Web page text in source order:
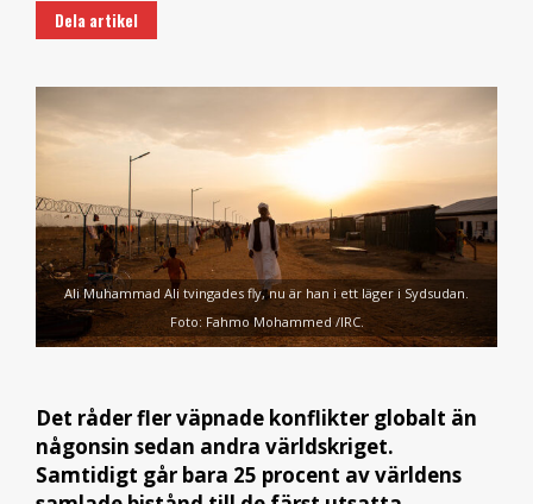
Dela artikel
Ali Muhammad Ali tvingades fly, nu är han i ett läger i Sydsudan.
Foto: Fahmo Mohammed /IRC.
Det råder fler väpnade konflikter globalt än
någonsin sedan andra världskriget.
Samtidigt går bara 25 procent av världens